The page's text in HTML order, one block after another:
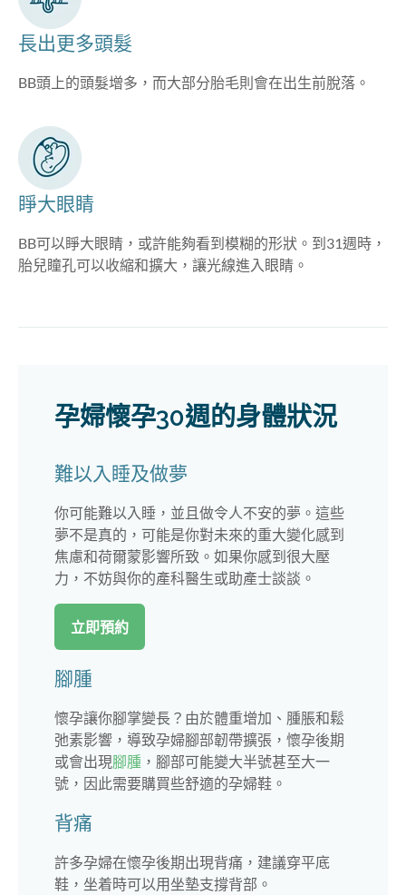
長出更多頭髮
BB頭上的頭髮增多，而大部分胎毛則會在出生前脫落。
睜大眼睛
BB可以睜大眼睛，或許能夠看到模糊的形狀。到31週時，
胎兒瞳孔可以收縮和擴大，讓光線進入眼睛。
孕婦懷孕30週的身體狀況
難以入睡及做夢
你可能難以入睡，並且做令人不安的夢。這些
夢不是真的，可能是你對未來的重大變化感到
焦慮和荷爾蒙影響所致。如果你感到很大壓
力，不妨與你的產科醫生或助產士談談。
立即預約
腳腫
懷孕讓你腳掌變長？由於體重增加、腫脹和鬆
弛素影響，導致孕婦腳部韌帶擴張，懷孕後期
或會出現腳腫 ，腳部可能變大半號甚至大一
號，因此需要購買些舒適的孕婦鞋。
背痛
許多孕婦在懷孕後期出現背痛，建議穿平底
鞋，坐着時可以用坐墊支撐背部。